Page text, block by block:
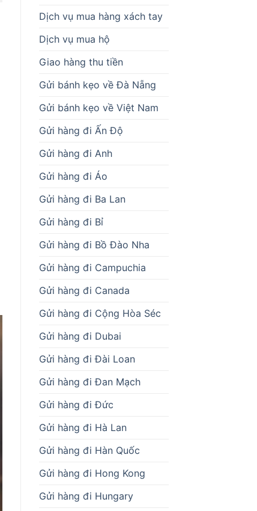
Dịch vụ mua hàng xách tay
Dịch vụ mua hộ
Giao hàng thu tiền
Gửi bánh kẹo về Đà Nẵng
Gửi bánh kẹo về Việt Nam
Gửi hàng đi Ấn Độ
Gửi hàng đi Anh
Gửi hàng đi Áo
Gửi hàng đi Ba Lan
Gửi hàng đi Bỉ
Gửi hàng đi Bồ Đào Nha
Gửi hàng đi Campuchia
Gửi hàng đi Canada
Gửi hàng đi Cộng Hòa Séc
Gửi hàng đi Dubai
Gửi hàng đi Đài Loan
Gửi hàng đi Đan Mạch
Gửi hàng đi Đức
Gửi hàng đi Hà Lan
Gửi hàng đi Hàn Quốc
Gửi hàng đi Hong Kong
Gửi hàng đi Hungary